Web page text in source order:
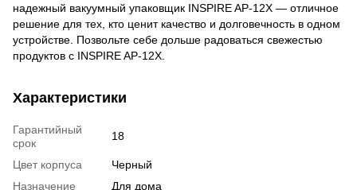
надежный вакуумный упаковщик INSPIRE AP-12X — отличное
решение для тех, кто ценит качество и долговечность в одном
устройстве. Позвольте себе дольше радоваться свежестью
продуктов с INSPIRE AP-12X.
Характеристики
Гарантийный
срок
18
Цвет корпуса
Черный
Назначение
Для дома